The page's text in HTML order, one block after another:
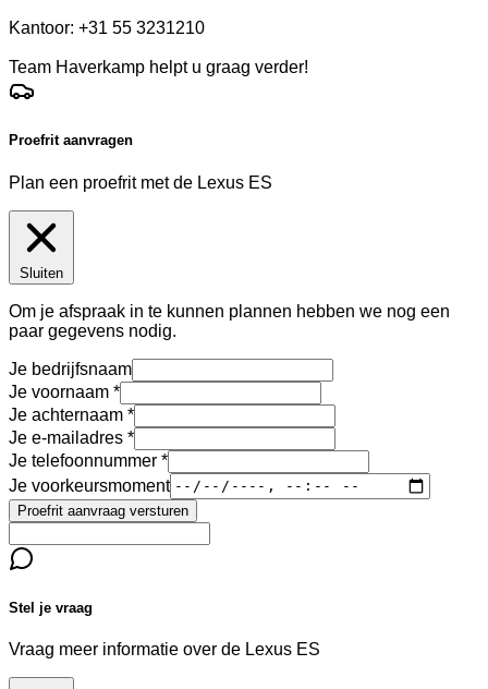
Kantoor: +31 55 3231210
Team Haverkamp helpt u graag verder!
Proefrit aanvragen
Plan een proefrit met de Lexus ES
Sluiten
Om je afspraak in te kunnen plannen hebben we nog een
paar gegevens nodig.
Je bedrijfsnaam
Je voornaam
Je achternaam
Je e-mailadres
Je telefoonnummer
Je voorkeursmoment
Proefrit aanvraag versturen
Stel je vraag
Vraag meer informatie over de Lexus ES